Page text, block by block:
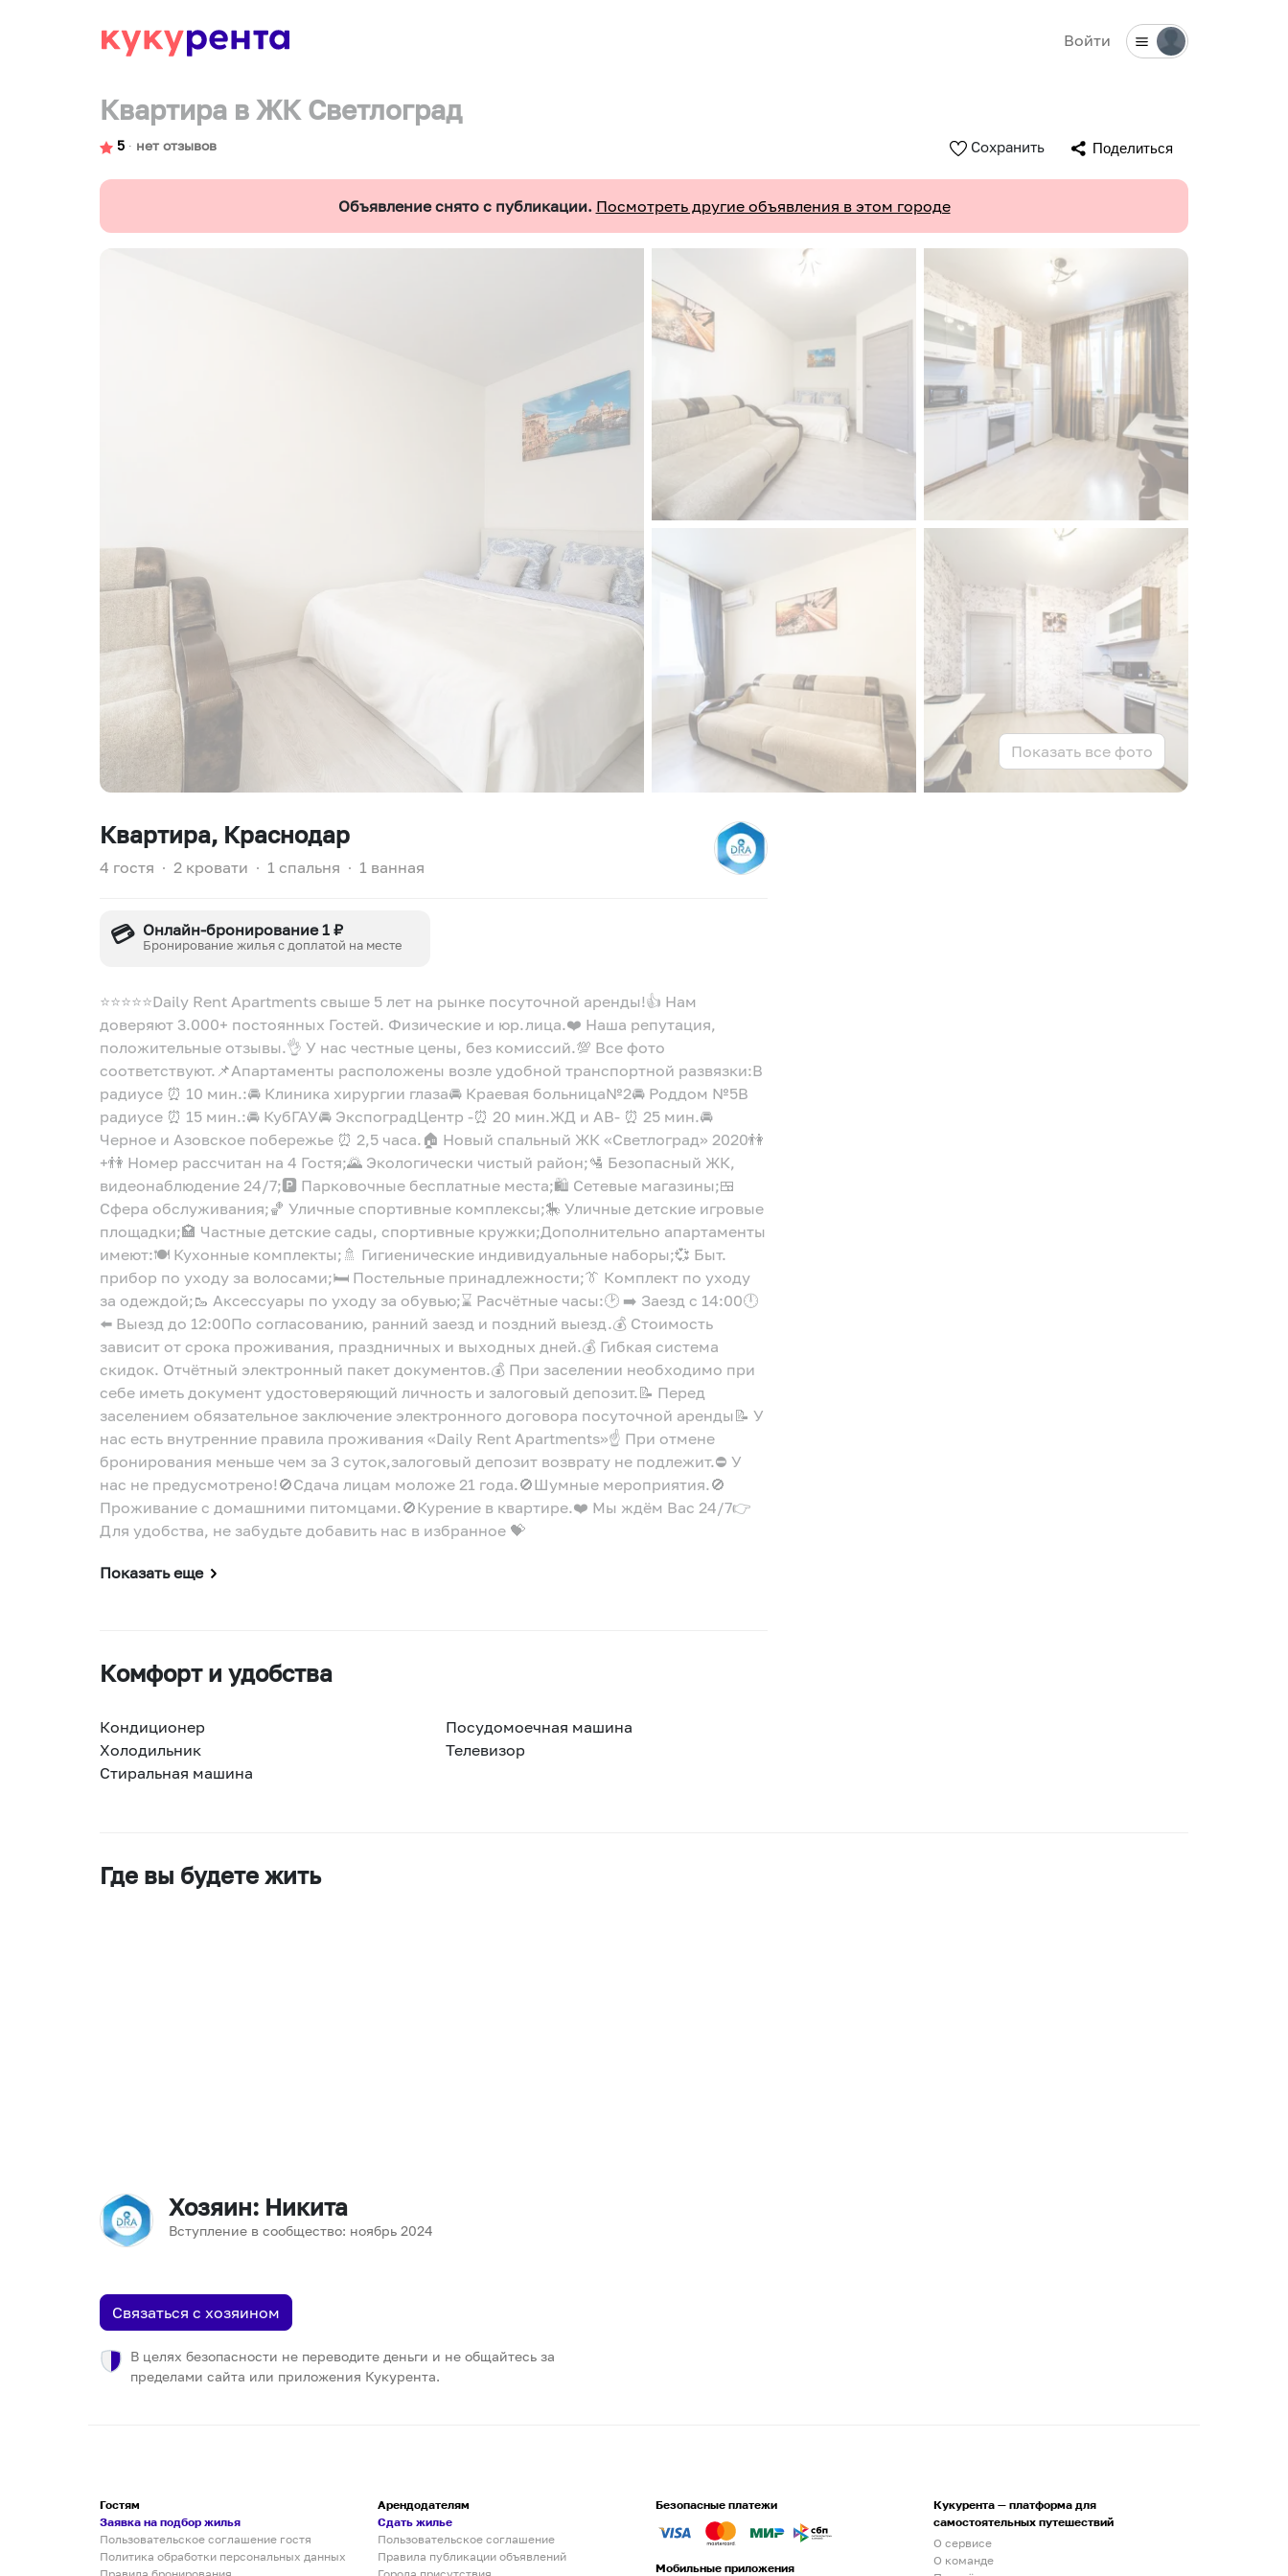
Войти
Квартира в ЖК Светлоград
5 ∙ нет отзывов Сохранить Поделиться
Объявление снято с публикации. Посмотреть другие объявления в этом городе
Показать все фото
Квартира, Краснодар
4 гостя ∙ 2 кровати ∙ 1 спальня ∙ 1 ванная
💳 Онлайн-бронирование 1 ₽
Бронирование жилья с доплатой на месте
⭐⭐⭐⭐⭐Daily Rent Apartments свыше 5 лет на рынке посуточной аренды!👍 Нам
доверяют 3.000+ постоянных Гостей. Физические и юр.лица.❤️ Наша репутация,
положительные отзывы.👌 У нас честные цены, без комиссий.💯 Все фото
соответствуют.📌Апартаменты расположены возле удобной транспортной развязки:В
радиусе ⏰ 10 мин.:🚘 Клиника хирургии глаза🚘 Краевая больница№2🚘 Роддом №5В
радиусе ⏰ 15 мин.:🚘 КубГАУ🚘 ЭкспоградЦентр -⏰ 20 мин.ЖД и АВ- ⏰ 25 мин.🚘
Черное и Азовское побережье ⏰ 2,5 часа.🏠 Новый спальный ЖК «Светлоград» 2020👫
+👫 Номер рассчитан на 4 Гостя;🌄 Экологически чистый район;🛂 Безопасный ЖК,
видеонаблюдение 24/7;🅿️ Парковочные бесплатные места;🛍️ Сетевые магазины;🍱
Сфера обслуживания;🏀 Уличные спортивные комплексы;🎠 Уличные детские игровые
площадки;🏩 Частные детские сады, спортивные кружки;Дополнительно апартаменты
имеют:🍽️ Кухонные комплекты;🚿 Гигиенические индивидуальные наборы;💞 Быт.
прибор по уходу за волосами;🛏️ Постельные принадлежности;👔 Комплект по уходу
за одеждой;🥾 Аксессуары по уходу за обувью;⌛ Расчётные часы:🕑 ➡️ Заезд с 14:00🕛
⬅️ Выезд до 12:00По согласованию, ранний заезд и поздний выезд.💰 Стоимость
зависит от срока проживания, праздничных и выходных дней.💰 Гибкая система
скидок. Отчётный электронный пакет документов.💰 При заселении необходимо при
себе иметь документ удостоверяющий личность и залоговый депозит.📝 Перед
заселением обязательное заключение электронного договора посуточной аренды📝 У
нас есть внутренние правила проживания «Daily Rent Apartments»☝ При отмене
бронирования меньше чем за 3 суток,залоговый депозит возврату не подлежит.⛔ У
нас не предусмотрено!🚫Сдача лицам моложе 21 года.🚫Шумные мероприятия.🚫
Проживание с домашними питомцами.🚫Курение в квартире.❤️ Мы ждём Вас 24/7👉
Для удобства, не забудьте добавить нас в избранное 💝
Показать еще
Комфорт и удобства
Кондиционер
Посудомоечная машина
Холодильник
Телевизор
Стиральная машина
Где вы будете жить
Хозяин: Никита
Вступление в сообщество: ноябрь 2024
Связаться с хозяином
В целях безопасности не переводите деньги и не общайтесь за
пределами сайта или приложения Кукурента.
Гостям
Заявка на подбор жилья
Пользовательское соглашение гостя
Политика обработки персональных данных
Арендодателям
Сдать жилье
Пользовательское соглашение
Правила публикации объявлений
Безопасные платежи
Мобильные приложения
Кукурента — платформа для
самостоятельных путешествий
О сервисе
О команде